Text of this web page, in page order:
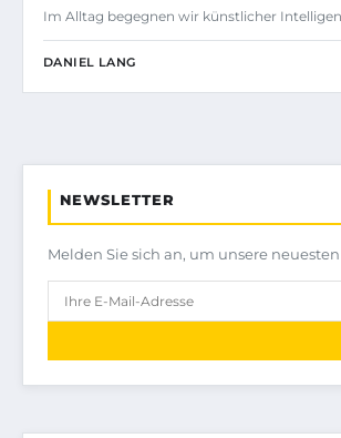
Im Alltag begegnen wir künstlicher
DANIEL LANG
NEWSLETTER
Melden Sie sich an, um unsere